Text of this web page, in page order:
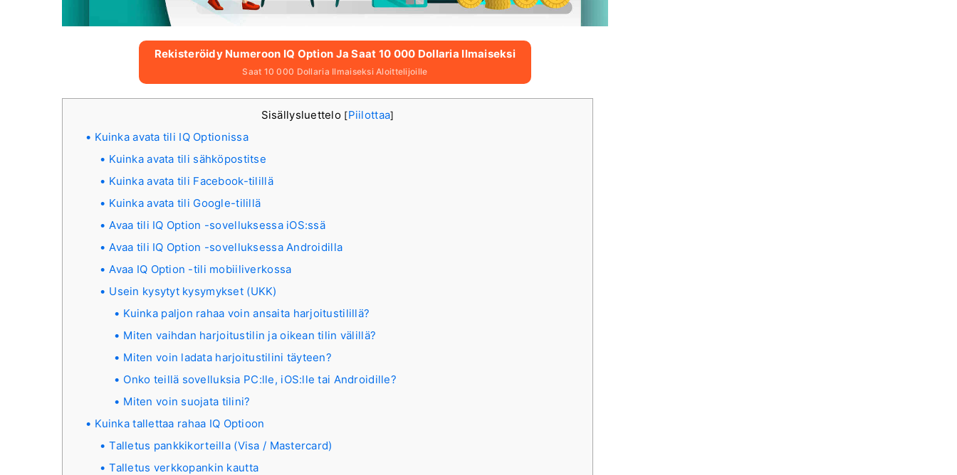
Rekisteröidy Numeroon IQ Option Ja Saat 10 000 Dollaria Ilmaiseksi
Saat 10 000 Dollaria Ilmaiseksi Aloittelijoille
Sisällysluettelo [Piilottaa]
Kuinka avata tili IQ Optionissa
Kuinka avata tili sähköpostitse
Kuinka avata tili Facebook-tilillä
Kuinka avata tili Google-tilillä
Avaa tili IQ Option -sovelluksessa iOS:ssä
Avaa tili IQ Option -sovelluksessa Androidilla
Avaa IQ Option -tili mobiiliverkossa
Usein kysytyt kysymykset (UKK)
Kuinka paljon rahaa voin ansaita harjoitustilillä?
Miten vaihdan harjoitustilin ja oikean tilin välillä?
Miten voin ladata harjoitustilini täyteen?
Onko teillä sovelluksia PC:lle, iOS:lle tai Androidille?
Miten voin suojata tilini?
Kuinka tallettaa rahaa IQ Optioon
Talletus pankkikorteilla (Visa / Mastercard)
Talletus verkkopankin kautta